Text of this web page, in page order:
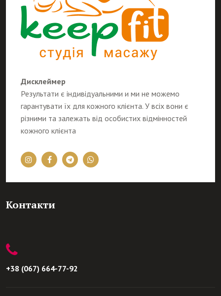
Дисклеймер
Результати є індивідуальними и ми не можемо
гарантувати їх для кожного клієнта. У всіх вони є
різними та залежать від особистих відмінностей
кожного клієнта
Контакти
+38 (067) 664-77-92